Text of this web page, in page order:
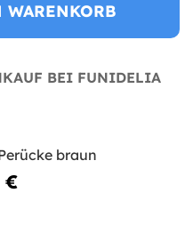
BEI FUNIDELIA
braun
€